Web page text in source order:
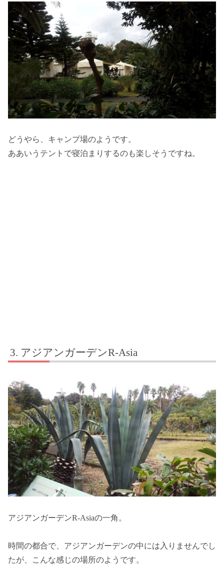
どうやら、キャンプ場のようです。
ああいうテントで寝泊まりするのも楽しそうですね。
アジアンガーデンR-Asia
アジアンガーデンR-Asiaの一角。
時間の都合で、アジアンガーデンの中には入りませんでし
たが、こんな感じの場所のようです。